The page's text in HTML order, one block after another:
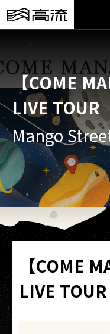
【COME
LIVE TOUR
Mango
【COME
LIVE TOUR